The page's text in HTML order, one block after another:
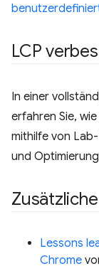
LCP
In einer
erfahren Sie,
mithilfe von
und
Lessons
Chrome